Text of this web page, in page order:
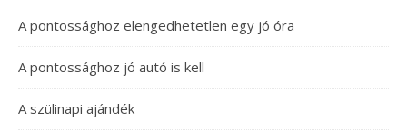
A pontossághoz elengedhetetlen egy jó óra
A pontossághoz jó autó is kell
A szülinapi ajándék